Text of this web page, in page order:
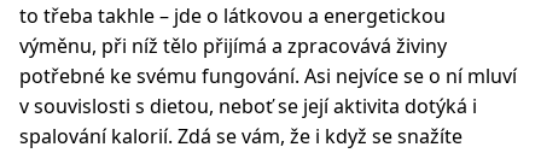
to třeba takhle – jde o látkovou a energetickou
výměnu, při níž tělo přijímá a zpracovává živiny
potřebné ke svému fungování. Asi nejvíce se o ní mluví
v souvislosti s dietou, neboť se její aktivita dotýká i
spalování kalorií. Zdá se vám, že i když se snažíte